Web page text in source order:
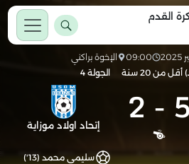
القدم
09:00
الإخوة براكني
من 20 سنة
الجولة 4
5
-
2 إتحاد اولاد موزاية
سليمي محمد (13')